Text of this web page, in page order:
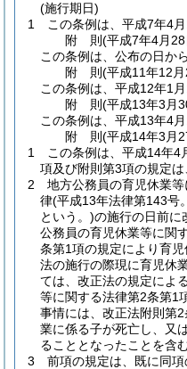
(施行期日)
1
この条例は、平成7年4
附 則(平成7年4月
この条例は、公布の日か
附 則(平成11年12
この条例は、平成12年1
附 則(平成13年3月
この条例は、平成13年4
附 則(平成14年3月
1
この条例は、平成14年4
項及び附則第3項の規定は
2
地方公務員の育児休業
律(平成13年法律第143号
という。)の施行の日前に
公務員の育児休業等に関
条第1項の規定により育
法の施行の際現に育児休
ては、改正法の規定によ
等に関する法律第2条第1
事情には、改正法附則第
業に係る子が死亡し、又
ることとなったことを含
3
前項の規定は、既に同